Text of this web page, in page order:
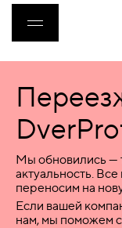
ДВЕРИ
ФУРНИТУРА
ВОРОТА
Мы обновились —
актуальность.
переносим на
Если вашей
нам, мы поможем